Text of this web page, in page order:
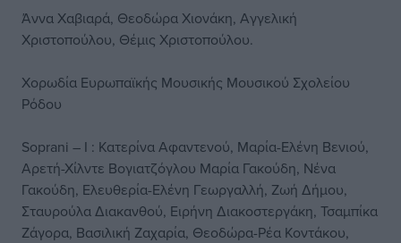
Άννα Χαβιαρά, Θεοδώρα Χιονάκη, Αγγελική
Χριστοπούλου, Θέμις Χριστοπούλου.
Χορωδία Ευρωπαϊκής Μουσικής Μουσικού Σχολείου
Ρόδου
Soprani – I : Κατερίνα Αφαντενού, Μαρία-Ελένη Βενιού,
Αρετή-Χίλντε Βογιατζόγλου Μαρία Γακούδη, Νένα
Γακούδη, Ελευθερία-Ελένη Γεωργαλλή, Ζωή Δήμου,
Σταυρούλα Διακανθού, Ειρήνη Διακοστεργάκη, Τσαμπίκα
Ζάγορα, Βασιλική Ζαχαρία, Θεοδώρα-Ρέα Κοντάκου,